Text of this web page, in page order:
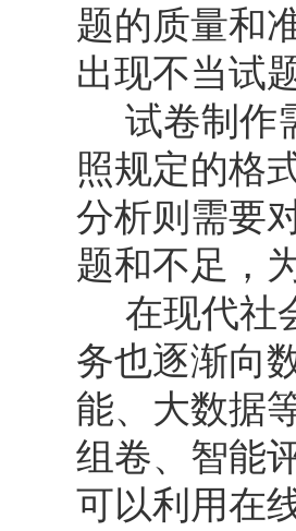
题的质量和
出现不当试
试卷制作
照规定的格
分析则需要
题和不足，
在现代社
务也逐渐向
能、大数据
组卷、智能
可以利用在